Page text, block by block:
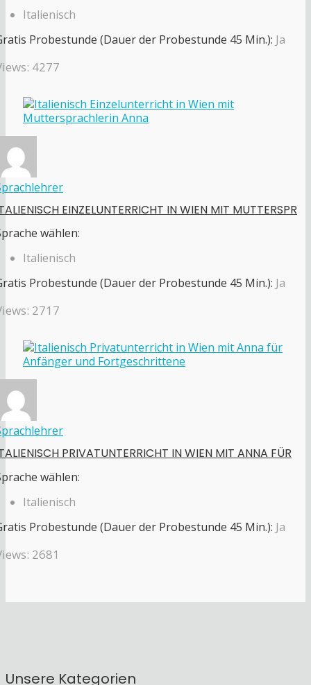
Italienisch
Probestunde (Dauer der Probestunde 45 Min.): Ja
4277
EINZELUNTERRICHT IN WIEN MIT MUTTERSPR
wählen:
Italienisch
Probestunde (Dauer der Probestunde 45 Min.): Ja
2717
PRIVATUNTERRICHT IN WIEN MIT ANNA FÜR
wählen:
Italienisch
Probestunde (Dauer der Probestunde 45 Min.): Ja
2681
Unsere Kategorien